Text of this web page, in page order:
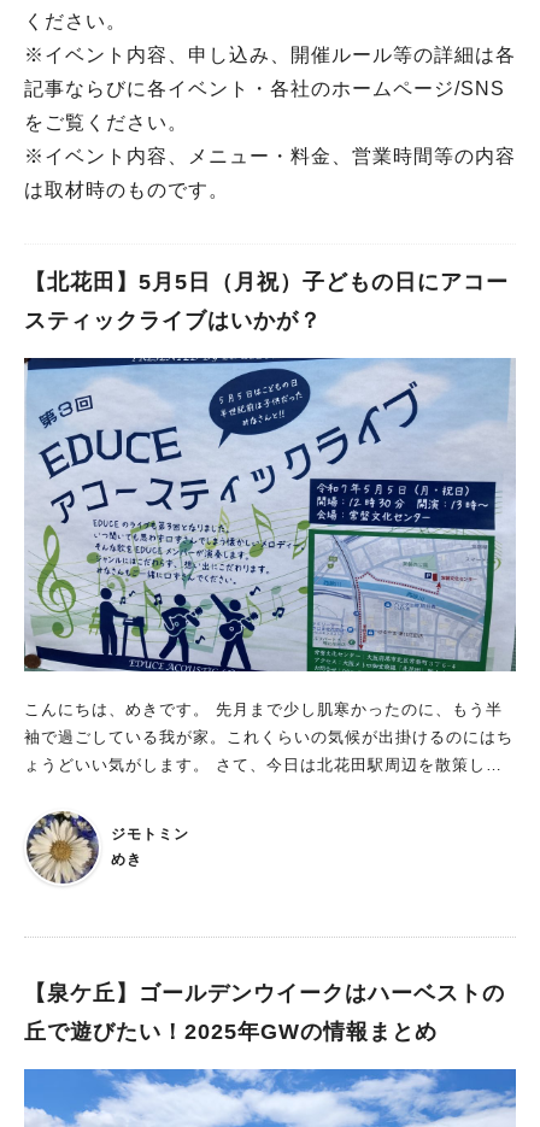
ください。
※イベント内容、申し込み、開催ルール等の詳細は各
記事ならびに各イベント・各社のホームページ/SNS
をご覧ください。
※イベント内容、メニュー・料金、営業時間等の内容
は取材時のものです。
【北花田】5月5日（月祝）子どもの日にアコー
スティックライブはいかが？
こんにちは、めきです。 先月まで少し肌寒かったのに、もう半
袖で過ごしている我が家。これくらいの気候が出掛けるのにはち
ょうどいい気がします。 さて、今日は北花田駅周辺を散策して
の知らせが。 場所は常磐文化センターで、開場は12:30、開演は
13:00となっております。 ついつい口ずさんでしまう懐かしいメ
ロディーが流れてくるかもしれませんね。
ジモトミン
めき
【泉ケ丘】ゴールデンウイークはハーベストの
丘で遊びたい！2025年GWの情報まとめ